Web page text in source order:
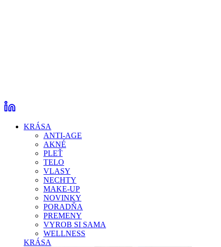
KRÁSA
ANTI-AGE
AKNÉ
PLEŤ
TELO
VLASY
NECHTY
MAKE-UP
NOVINKY
PORADŇA
PREMENY
VYROB SI SAMA
WELLNESS
KRÁSA